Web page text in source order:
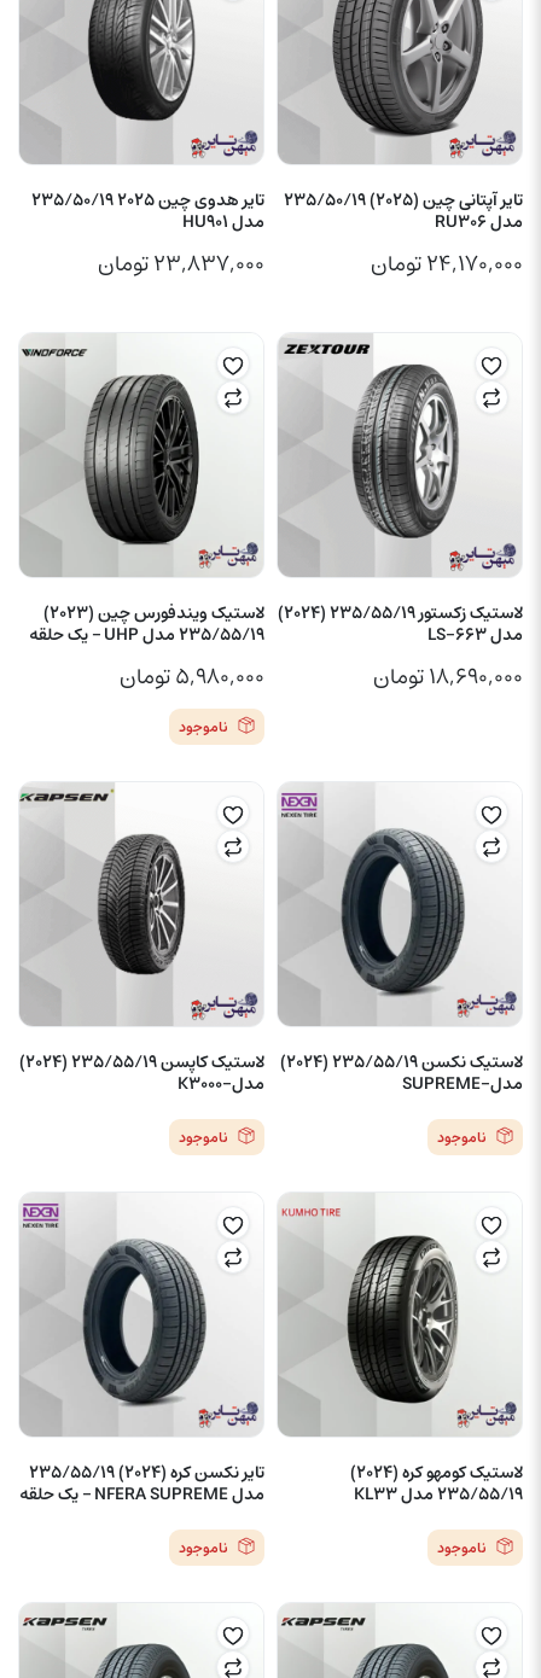
تایر آپتانی چین (2025) 235/50/19
مدل RU306
۲۴,۱۷۰,۰۰۰تومان
تایر هدوی چین 2025 235/50/19
مدل HU901
۲۳,۸۳۷,۰۰۰تومان
لاستیک زکستور 235/55/19 (2024)
مدل LS-663
۱۸,۶۹۰,۰۰۰تومان
لاستیک ویندفورس چین (2023)
235/55/19 مدل UHP – یک حلقه
۵,۹۸۰,۰۰۰تومان
ناموجود
لاستیک نکسن 235/55/19 (2024)
مدل-SUPREME
ناموجود
لاستیک کاپسن 235/55/19 (2024)
مدل-K3000
ناموجود
لاستیک کومهو کره (2024)
235/55/19 مدل KL33
ناموجود
تایر نکسن کره (2024) 235/55/19
مدل NFERA SUPREME – یک حلقه
ناموجود